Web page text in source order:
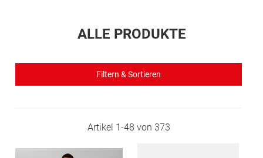
ALLE PRODUKTE
Filtern & Sortieren
Artikel 1-48 von 373